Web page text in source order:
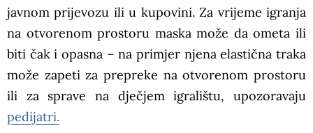
javnom prijevozu ili u kupovini. Za vrijeme igranja
na otvorenom prostoru maska može da ometa ili
biti čak i opasna – na primjer njena elastična traka
može zapeti za prepreke na otvorenom prostoru
ili za sprave na dječjem igralištu, upozoravaju
pedijatri.